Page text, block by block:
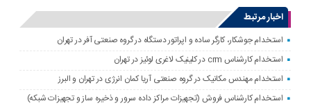
اخبار مرتبط
استخدام جوشکار، کارگر ساده و اپراتور دستگاه در گروه صنعتی آفر در تهران
استخدام کارشناس crm در کلینیک لاغری لوئیز در تهران
استخدام مهندس مکانیک در گروه صنعتی آریا کمان انرژی در تهران و البرز
استخدام کارشناس فروش (تجهیزات مراکز داده سرور و ذخیره ساز و تجهیزات شبکه)